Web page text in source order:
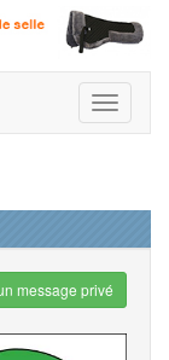
Toggle
message privé